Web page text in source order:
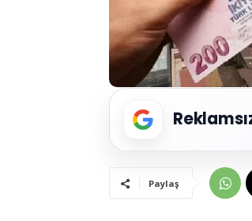
Paylaş